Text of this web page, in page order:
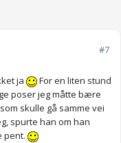
#7
ja
For en liten stund
poser jeg måtte bære
skulle gå samme vei
spurte han om han
pent.